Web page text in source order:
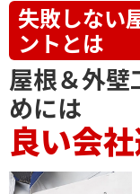
失敗しない
ントとは
屋根＆外壁
めには
良い会